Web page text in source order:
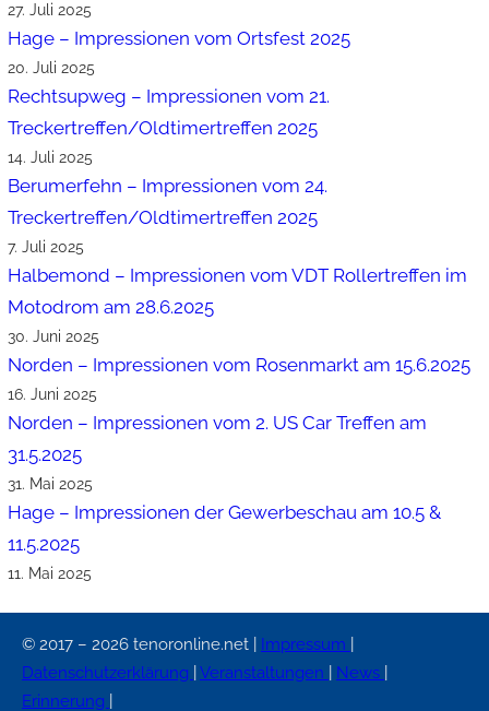
27. Juli 2025
Hage – Impressionen vom Ortsfest 2025
20. Juli 2025
Rechtsupweg – Impressionen vom 21.
Treckertreffen/Oldtimertreffen 2025
14. Juli 2025
Berumerfehn – Impressionen vom 24.
Treckertreffen/Oldtimertreffen 2025
7. Juli 2025
Halbemond – Impressionen vom VDT Rollertreffen im
Motodrom am 28.6.2025
30. Juni 2025
Norden – Impressionen vom Rosenmarkt am 15.6.2025
16. Juni 2025
Norden – Impressionen vom 2. US Car Treffen am
31.5.2025
31. Mai 2025
Hage – Impressionen der Gewerbeschau am 10.5 &
11.5.2025
11. Mai 2025
© 2017 – 2026 tenoronline.net | Impressum
Datenschutzerklärung
Veranstaltungen News
Erinnerung